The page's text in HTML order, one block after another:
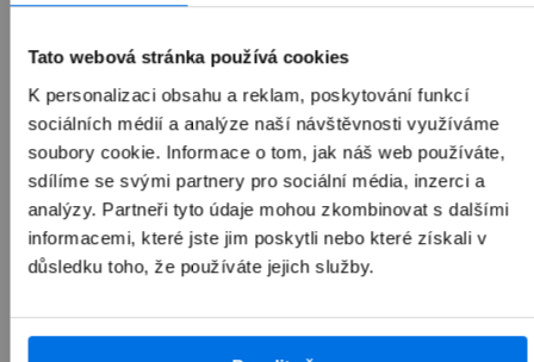
Tato webová stránka používá cookies
K personalizaci obsahu a reklam, poskytování funkcí
sociálních médií a analýze naší návštěvnosti využíváme
soubory cookie. Informace o tom, jak náš web používáte,
sdílíme se svými partnery pro sociální média, inzerci a
analýzy. Partneři tyto údaje mohou zkombinovat s dalšími
informacemi, které jste jim poskytli nebo které získali v
důsledku toho, že používáte jejich služby.
Přidat do košíku